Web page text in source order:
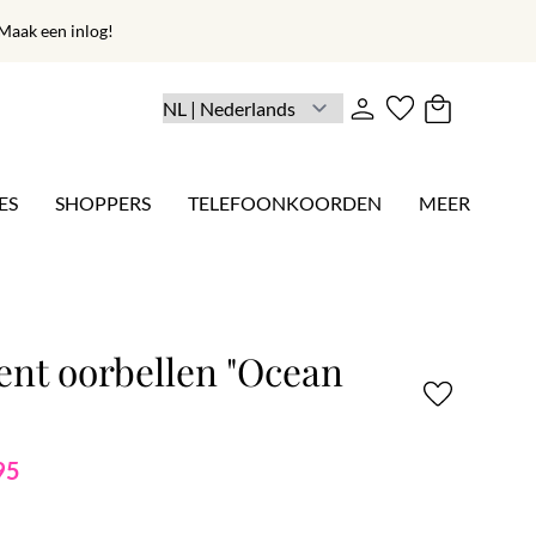
een inlog!
SHOPPERS TELEFOONKOORDEN MEER
oorbellen "Ocean